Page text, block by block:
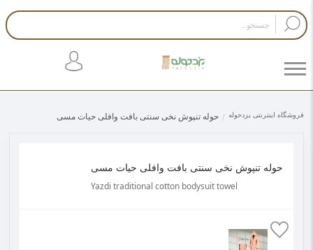
فروشگاه اینترنتی یزدحوله حوله تنپوش نخی سنتی بافت وافلی حیات مسی
حوله تنپوش نخی سنتی بافت وافلی حیات مسی
Yazdi traditional cotton bodysuit towel